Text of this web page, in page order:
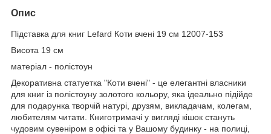
Опис
Підставка для книг Lefard Коти вчені 19 см 12007-153
Висота 19 см
матеріал - полістоун
Декоративна статуетка "Коти вчені" - це елегантні власники
для книг із полістоуну золотого кольору, яка ідеально підійде
для подарунка творчій натурі, друзям, викладачам, колегам,
любителям читати. Книготримачі у вигляді кішок стануть
чудовим сувеніром в офісі та у Вашому будинку - на полиці,